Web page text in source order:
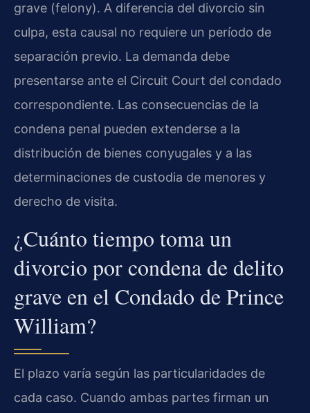
grave (felony). A diferencia del divorcio sin
culpa, esta causal no requiere un período de
separación previo. La demanda debe
presentarse ante el Circuit Court del condado
correspondiente. Las consecuencias de la
condena penal pueden extenderse a la
distribución de bienes conyugales y a las
determinaciones de custodia de menores y
derecho de visita.
¿Cuánto tiempo toma un
divorcio por condena de delito
grave en el Condado de Prince
William?
El plazo varía según las particularidades de
cada caso. Cuando ambas partes firman un